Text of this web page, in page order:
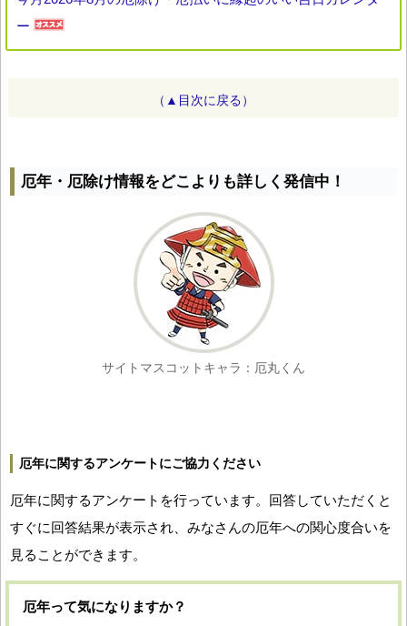
ー
（▲目次に戻る）
厄年・厄除け情報をどこよりも詳しく発信中！
サイトマスコットキャラ：厄丸くん
厄年に関するアンケートにご協力ください
厄年に関するアンケートを行っています。回答していただくと
すぐに回答結果が表示され、みなさんの厄年への関心度合いを
見ることができます。
厄年って気になりますか？